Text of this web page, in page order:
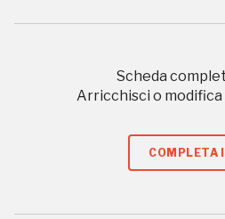
Scheda
Arricchisci o modifica
COMPLETA
più bella,
Scopri tutte le opportunità